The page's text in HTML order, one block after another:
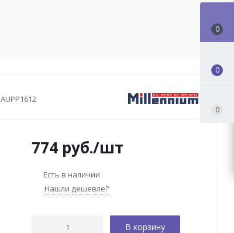
AUPP1612
774 руб./шт
Есть в наличии
Нашли дешевле?
В корзину
0
0
0